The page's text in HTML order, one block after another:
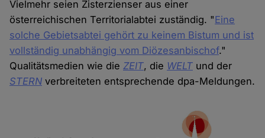
Vielmehr seien Zisterzienser aus einer
österreichischen Territorialabtei zuständig. "Eine
solche Gebietsabtei gehört zu keinem Bistum und ist
vollständig unabhängig vom Diözesanbischof."
Qualitätsmedien wie die ZEIT, die WELT und der
STERN verbreiteten entsprechende dpa-Meldungen.